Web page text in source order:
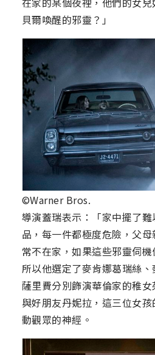
貝爾喚醒的邪靈？」
©Warner Bros.
導演蓋瑞表示：「家中擺了
品，每一件都極度危險，父
常不在家，如果這些邪靈伺機
所以他選定了麥肯娜葛瑞絲
薩里費分別飾演華倫家的稚
與好朋友丹妮拉，這三位女
動觀眾的神經。